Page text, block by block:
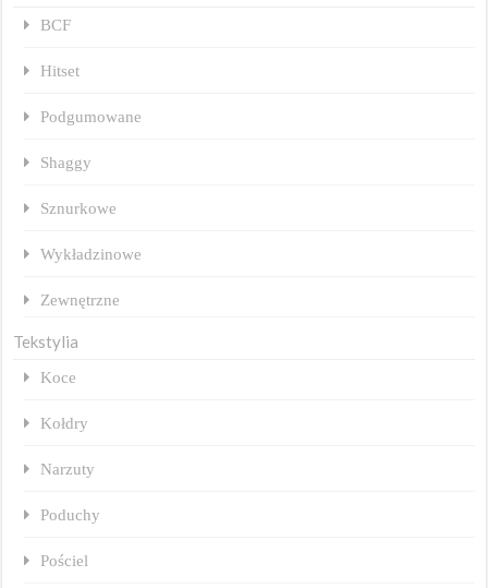
BCF
Hitset
Podgumowane
Shaggy
Sznurkowe
Wykładzinowe
Zewnętrzne
Tekstylia
Koce
Kołdry
Narzuty
Poduchy
Pościel